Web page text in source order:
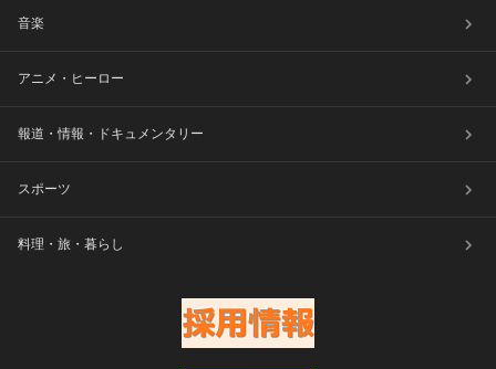
音楽
アニメ・ヒーロー
報道・情報・ドキュメンタリー
スポーツ
料理・旅・暮らし